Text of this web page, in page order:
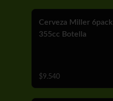
Cerveza Miller 6pack
355cc Botella
$9.540